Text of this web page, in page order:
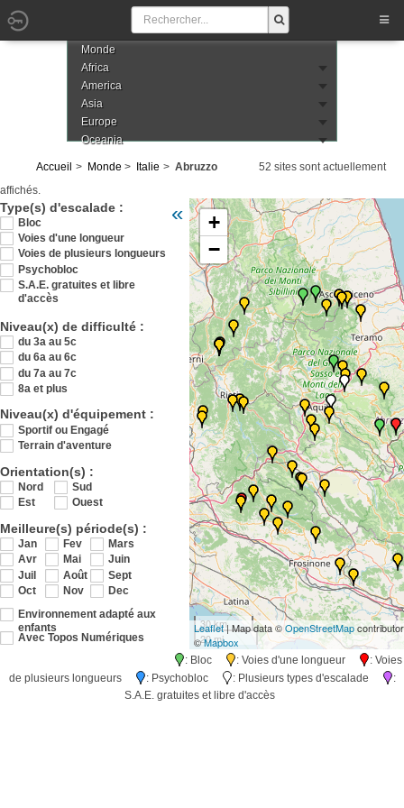
Monde
Africa
America
Asia
Europe
Oceania
Accueil Monde Italie Abruzzo
52 sites sont actuellement
affichés.
Type(s) d'escalade :
Bloc
Voies d'une longueur
Voies de plusieurs longueurs
Psychobloc
S.A.E. gratuites et libre
d'accès
Niveau(x) de difficulté :
du 3a au 5c
du 6a au 6c
du 7a au 7c
8a et plus
Niveau(x) d'équipement :
Sportif ou Engagé
Terrain d'aventure
Orientation(s) :
Nord
Sud
Est
Ouest
Meilleure(s) période(s) :
Jan Fev
Mars
Avr
Mai
Juin
Juil
Août
Sept
Oct
Nov
Dec
Environnement adapté aux
enfants
Avec Topos Numériques
« Veuillez patienter pendant le chargement
+
−
30 km
20 mi
Leaflet| Map data ©OpenStreetMap
©Mapbox
: Bloc : Voies d'une longueur
: Voies
de plusieurs longueurs
: Psychobloc : Plusieurs types d'escalade
:
S.A.E. gratuites et libre d'accès